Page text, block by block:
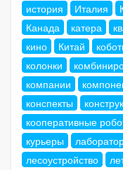
история
Италия
Канада
катера
кино
Китай
колонки
компании
конспекты
кооперативные
курьеры
лесоустройство